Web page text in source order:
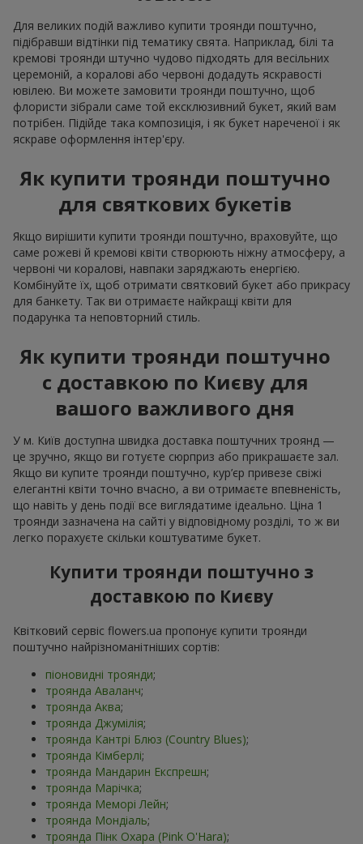
Для великих подій важливо купити троянди поштучно,
підібравши відтінки під тематику свята. Наприклад, білі та
кремові троянди штучно чудово підходять для весільних
церемоній, а коралові або червоні додадуть яскравості
ювілею. Ви можете замовити троянди поштучно, щоб
флористи зібрали саме той ексклюзивний букет, який вам
потрібен. Підійде така композиція, і як букет нареченої і як
яскраве оформлення інтер'єру.
Як купити троянди поштучно
для святкових букетів
Якщо вирішити купити троянди поштучно, враховуйте, що
саме рожеві й кремові квіти створюють ніжну атмосферу, а
червоні чи коралові, навпаки заряджають енергією.
Комбінуйте їх, щоб отримати святковий букет або прикрасу
для банкету. Так ви отримаєте найкращі квіти для
подарунка та неповторний стиль.
Як купити троянди поштучно
с доставкою по Києву для
вашого важливого дня
У м. Київ доступна швидка доставка поштучних троянд —
це зручно, якщо ви готуєте сюрприз або прикрашаєте зал.
Якщо ви купите троянди поштучно, кур’єр привезе свіжі
елегантні квіти точно вчасно, а ви отримаєте впевненість,
що навіть у день події все виглядатиме ідеально. Ціна 1
троянди зазначена на сайті у відповідному розділі, то ж ви
легко порахуєте скільки коштуватиме букет.
Купити троянди поштучно з
доставкою по Києву
Квітковий сервіс flowers.ua пропонує купити троянди
поштучно найрізноманітніших сортів:
піоновидні троянди;
троянда Аваланч;
троянда Аква;
троянда Джумілія;
троянда Кантрі Блюз (Country Blues);
троянда Кімберлі;
троянда Мандарин Експрешн;
троянда Марічка;
троянда Меморі Лейн;
троянда Мондіаль;
троянда Пінк Охара (Pink O'Hara);